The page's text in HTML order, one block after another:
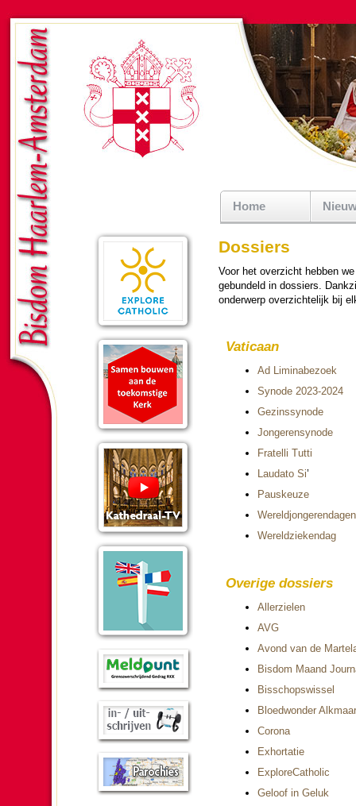
Home
Dossiers
Voor het over­zicht hebben
gebundeld in dossiers.
on­der­werp over­zich­te­lijk bij
Vati­caan
Ad Limina­be­zoek
Synode 2023-2024
Gezins­synode
Jon­ge­ren­synode
Fratelli Tutti
Laudato Si’
Paus­keuze
Wereld­jon­ge­ren­da­gen
We­reld­zie­ken­dag
Overige dossiers
Aller­zie­len
AVG
Avond van de
Bisdom Maand
Bis­schopswissel
Bloed­won­der Alkmaar
Corona
Exhor­ta­tie
ExploreCatholic
Geloof in Geluk